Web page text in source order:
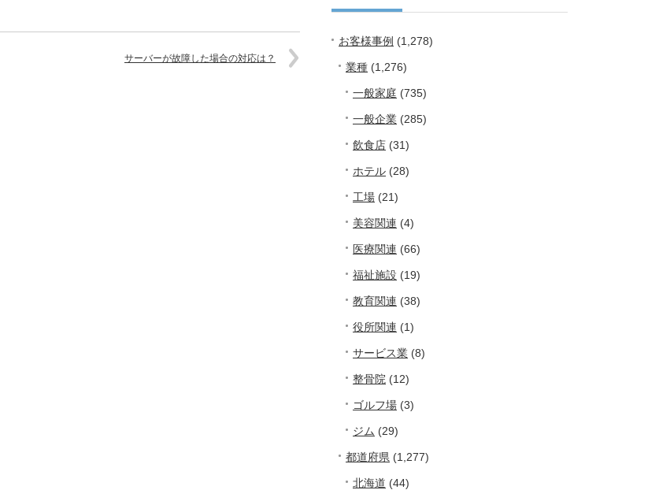
サーバーが故障した場合の対応は？
お客様事例 (1,278)
業種 (1,276)
一般家庭 (735)
一般企業 (285)
飲食店 (31)
ホテル (28)
工場 (21)
美容関連 (4)
医療関連 (66)
福祉施設 (19)
教育関連 (38)
役所関連 (1)
サービス業 (8)
整骨院 (12)
ゴルフ場 (3)
ジム (29)
都道府県 (1,277)
北海道 (44)